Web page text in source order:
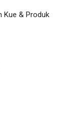
Kue & Produk